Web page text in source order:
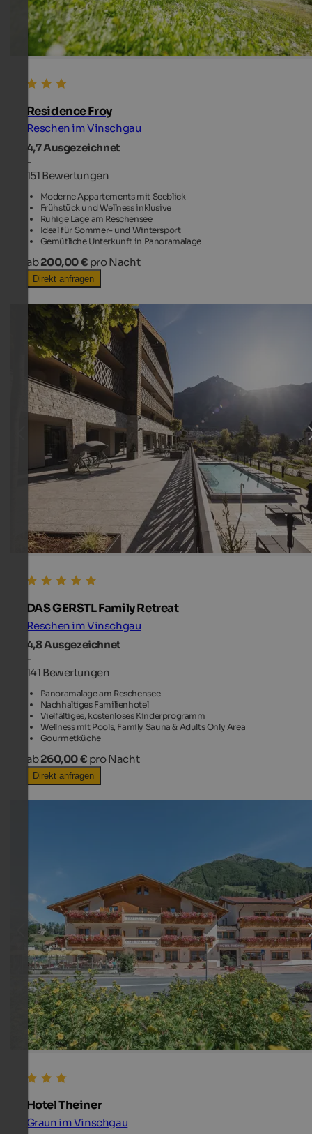
Residence Froy
Reschen im Vinschgau
4,7Ausgezeichnet
-
151 Bewertungen
Moderne Appartements mit Seeblick
Frühstück und Wellness inklusive
Ruhige Lage am Reschensee
Ideal für Sommer- und Wintersport
Gemütliche Unterkunft in Panoramalage
ab200,00 € pro Nacht
Direkt anfragen
DAS GERSTL Family Retreat
Reschen im Vinschgau
4,8Ausgezeichnet
-
141 Bewertungen
Panoramalage am Reschensee
Nachhaltiges Familienhotel
Vielfältiges, kostenloses Kinderprogramm
Wellness mit Pools, Family Sauna & Adults Only Area
Gourmetküche
ab260,00 € pro Nacht
Direkt anfragen
Hotel Theiner
Graun im Vinschgau